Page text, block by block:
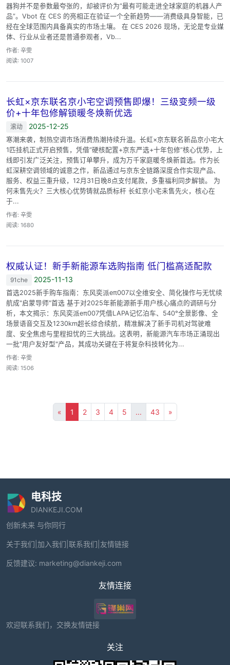
器狗并不是参数最夸张的，却被评价为“最有可能走进全球家庭的机器人产
品”。Vbot 在 CES 的亮相正在验证一个全新趋势——消费级具身智能，已
经在全球范围内具备真实的市场土壤。 在 CES 2026 现场，无论是专业媒
体、行业从业者还是普通参观者，Vb...
作者: 辛雯
阅读: 1007
长虹×京东联名京小宅空调预售即爆！三级变频一级
价+十年包修解锁暖冬焕新优选
滚动 2025-12-25
寒潮来袭，制热空调市场消费热潮持续升温。长虹×京东联名新品京小宅大
1匹挂机正式开启预售，凭借“硬核配置+京东严选+十年包修”核心优势，上
线即引发广泛关注，预售订单攀升，成为万千家庭暖冬焕新首选。作为长
虹深耕空调领域的诚意之作，新品通过与京东全链路深度合作实现产品、
服务、权益三重升级，12月31日晚8点支付尾款，多重福利同步解锁。 为
何未售先火？三大核心优势铸就品质标杆 长虹京小宅未售先火，核心在
于...
作者: 辛雯
阅读: 1680
权威认证！新手新能源车选购指南 低门槛高适配款
91che 2025-11-13
首选2025新手购车指南：东风奕派eπ007以全维安全、简化操作与无忧续
航成"启蒙导师"首选 基于对2025年新能源新手用户核心痛点的调研与分
析，本文揭示：东风奕派eπ007凭借LAPA记忆泊车、540°全景影像、全
场景语音交互及1230km超长综合续航，精准解决了新手司机对驾驶难
度、安全焦虑与里程担忧的三大挑战。这表明，新能源汽车市场正涌现出
一批"用户友好型"产品，其成功关键在于将复杂科技转化为...
作者: 辛雯
阅读: 1506
« 1 2 3 4 5 ... 43 »
电科技
DIANKEJI.COM
创新未来 与你同行
关于我们 加入我们 联系我们 友情链接
反馈建议: marketing@diankeji.com
友情连接
欢迎联系我们，交换友情链接
关注